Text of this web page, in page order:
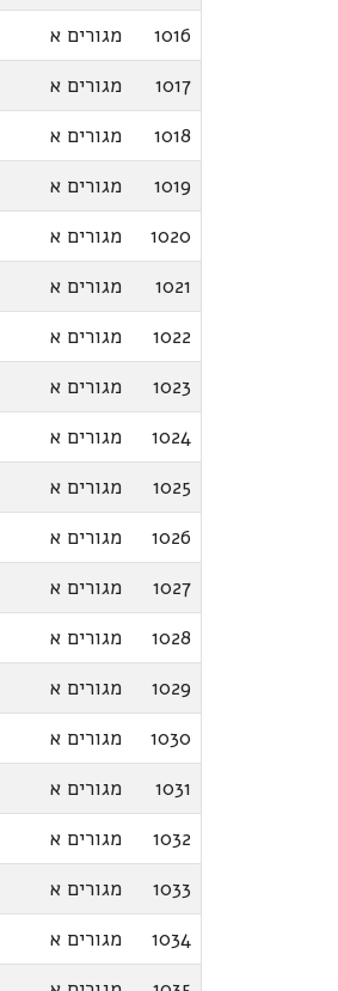
1016
מגורים א
1017
מגורים א
1018
מגורים א
1019
מגורים א
1020
מגורים א
1021
מגורים א
1022
מגורים א
1023
מגורים א
1024
מגורים א
1025
מגורים א
1026
מגורים א
1027
מגורים א
1028
מגורים א
1029
מגורים א
1030
מגורים א
1031
מגורים א
1032
מגורים א
1033
מגורים א
1034
מגורים א